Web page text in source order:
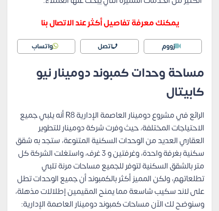
يمكنك معرفة تفاصيل أكثر عند الاتصال بنا
زووم اتصل واتساب
مساحة وحدات كمبوند دومينار نيو
كابيتال
الرائع في مشروع دومينار العاصمة الإدارية R8 أنه يلبي جميع
الاحتياجات المختلفة، حيث وفرت شركة دومينار للتطوير
العقاري العديد من الوحدات السكنية المتنوعة، ستجد به شقق
سكنية بغرفة واحدة، وغرفتين و 3 غرف، واستغلت الشركة كل
متر بالشقق السكنية لتوفر للجميع مساحات مرنة تلبي
تطلعاتهم، ولكن المميز أكثر بالكمبوند أن جميع الوحدات تطل
على لاند سكيب شاسعة مما يمنح المقيمين إطلالات مذهلة،
وسنوضح لك الآن مساحات كمبوند دومينار العاصمة الإدارية: